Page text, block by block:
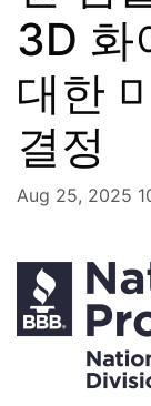
3D 화
대한
결정
Aug 25, 2025